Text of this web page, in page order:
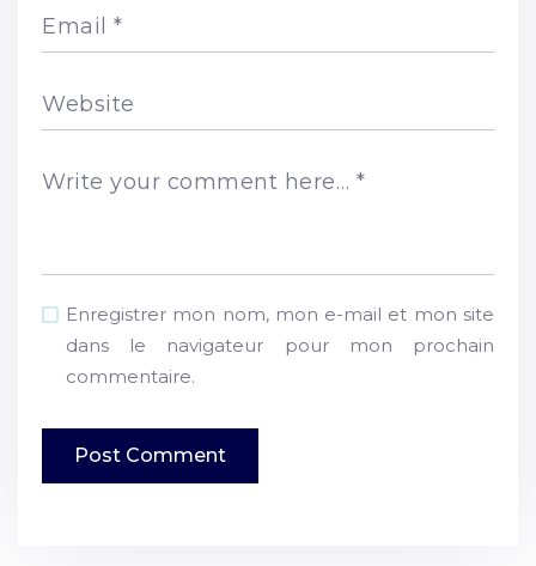
Email *
Website
Write your comment here… *
Enregistrer mon nom, mon e-mail et mon site
dans le navigateur pour mon prochain
commentaire.